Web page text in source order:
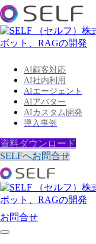
AI顧客対応
AI社内利用
AIエージェント
AIアバター
AIカスタム開発
導入事例
資料ダウンロード
SELFへお問合せ
お問合せ